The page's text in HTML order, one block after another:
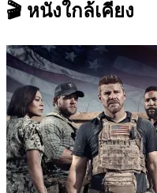
🎬 หนังใกล้เคียง